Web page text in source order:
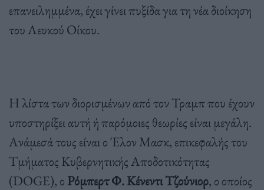
επανειλημμένα, έχει γίνει πυξίδα για τη νέα διοίκηση
του Λευκού Οίκου.
Η λίστα των διορισμένων από τον Τραμπ που έχουν
υποστηρίξει αυτή ή παρόμοιες θεωρίες είναι μεγάλη.
Ανάμεσά τους είναι ο Έλον Μασκ, επικεφαλής του
Τμήματος Κυβερνητικής Αποδοτικότητας
(DOGE), οΡόμπερτ Φ. Κένεντι Τζούνιορ, ο οποίος